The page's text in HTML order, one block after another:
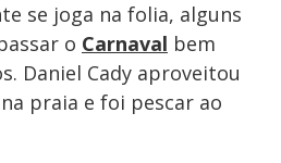
se joga na folia, alguns
o Carnaval bem
Daniel Cady aproveitou
praia e foi pescar ao